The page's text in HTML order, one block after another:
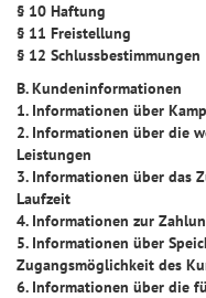
§ 10 Haftung
§ 11 Freistellung
§ 12 Schlussbestimmungen
B. Kundeninformationen
1. Informationen über
2. Informationen über die
Leistungen
3. Informationen über das
Laufzeit
4. Informationen zur
5. Informationen über
Zugangsmöglichkeit des
6. Informationen über die